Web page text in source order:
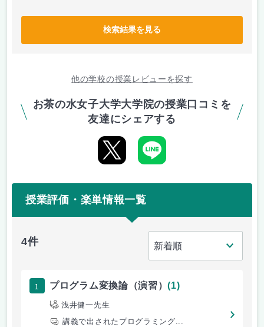
検索結果を見る
他の学校の授業レビューを探す
お茶の水女子大学大学院の授業口コミを
友達にシェアする
授業評価・楽単情報一覧
4件
1 プログラム変換論（演習）(1)
浅井健一先生
講義で出されたプログラミング...